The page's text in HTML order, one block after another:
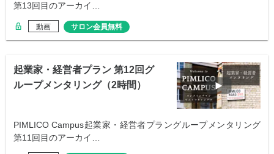
第13回目のアーカイ…
動画 サロン会員無料
起業家・経営者プラン 第12回グ
ループメンタリング（2時間）
PIMLICO Campus起業家・経営者プラングループメンタリング
第11回目のアーカイ…